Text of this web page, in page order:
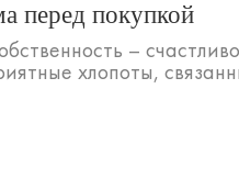
перед покупкой
–
хлопоты,